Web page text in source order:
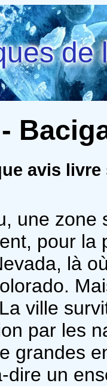
de
avis
une
pour la
là
ville
par les
grandes
dire un